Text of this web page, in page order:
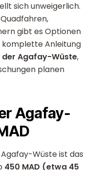
sich unweigerlich.
gibt es Optionen
komplette Anleitung
der Agafay-Wüste,
planen
Agafay-
Wüste ist das
450 MAD (etwa 45